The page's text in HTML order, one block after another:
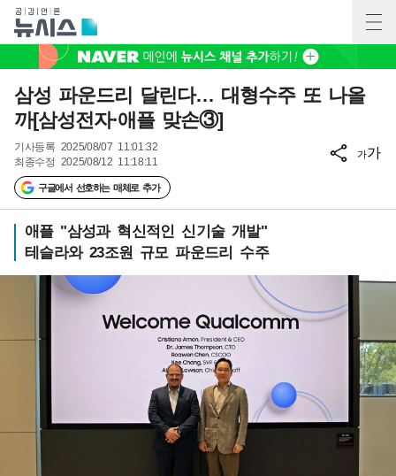
삼성 파운드리 달린다… 대형수주 또 나올
까[삼성전자·애플 맞손③]
기사등록 2025/08/07 11:01:32
최종수정 2025/08/12 11:18:11
구글에서 선호하는 매체로 추가
가가
애플 "삼성과 혁신적인 신기술 개발"
테슬라와 23조원 규모 파운드리 수주